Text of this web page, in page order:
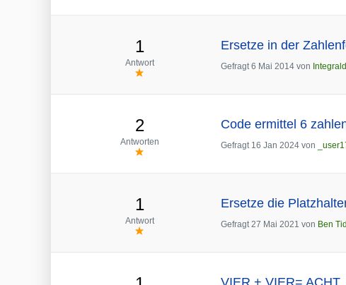
1
Antwort
Ersetze in der
Gefragt 6 Mai 2014 von
2
Antworten
Code ermittel 6
Gefragt 16 Jan 2024 von
1
Antwort
Ersetze die
Gefragt 27 Mai 2021 von Ben